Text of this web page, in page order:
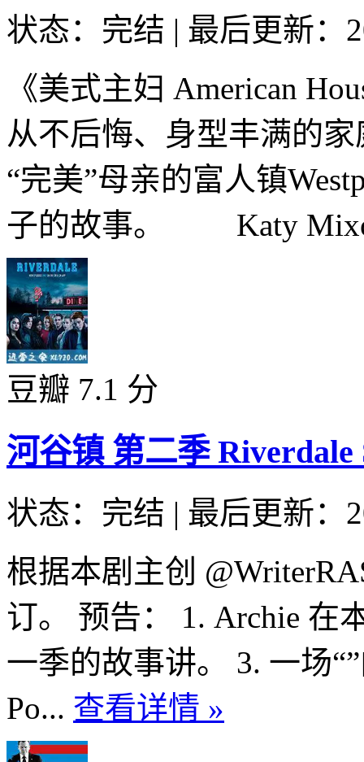
状态：完结 | 最后更新：
《美式主妇 American
从不后悔、身型丰满的
“完美”母亲的富人镇
子的故事。 Katy
豆瓣 7.1 分
河谷镇 第二季 Riverdale
状态：完结 | 最后更新：
根据本剧主创
订。 预告： 1. Archie 在
一季的故事讲。 3. 一场
Po... 查看详情 »